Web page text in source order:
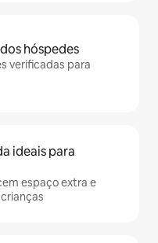
hóspedes
verificadas para
ideais para
espaço extra e